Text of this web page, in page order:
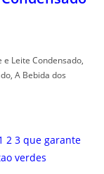
Leite Condensado,
A Bebida dos